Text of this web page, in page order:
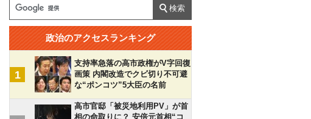
政治のアクセスランキング
1
支持率急落の高市政権がV字回復
画策 内閣改造でクビ切り不可避
な“ポンコツ”5大臣の名前
高市官邸「被災地利用PV」が首
相の命取りに？ 安倍元首相“コ